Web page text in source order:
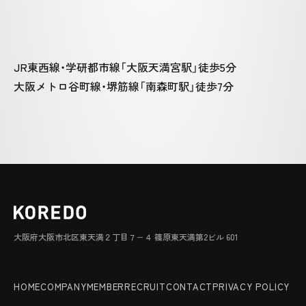
JR東西線・学研都市線「大阪天満宮駅」徒歩5分
大阪メトロ谷町線・堺筋線「南森町駅」徒歩7分
大阪府大阪市北区東天満２丁目７−４ 篠原東天満第2ビル 601
HOMECOMPANYMEMBERRECRUITCONTACTPRIVACY POLICY